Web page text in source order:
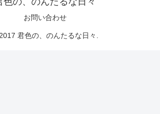
お問い合わせ
君色の、のんたるな日々.